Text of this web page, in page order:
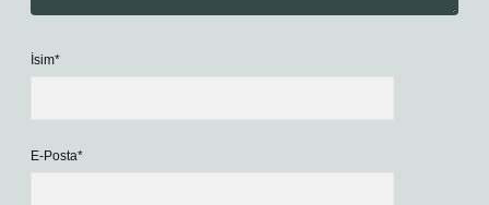
İsim*
E-Posta*